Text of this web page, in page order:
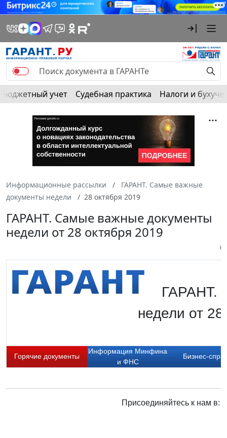
Бюджетный учет Судебная практика Налоги и
Информационные рассылки
ГАРАНТ. Самые важные
документы недели
28 октября 2019
ГАРАНТ. Самые важные документы
недели от 28 октября 2019
ГАРАНТ.
недели от
Горячие документы
Информация Минфина
и ФНС
Бизнес-
Присоединяйтесь к нам в: